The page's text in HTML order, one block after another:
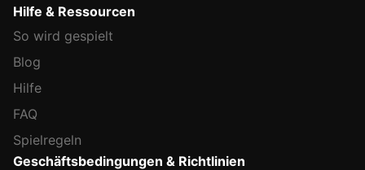
Hilfe & Ressourcen
So wird gespielt
Blog
Hilfe
FAQ
Spielregeln
Geschäftsbedingungen & Richtlinien